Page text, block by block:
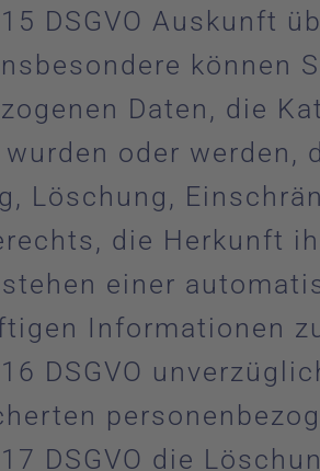
DSGVO Auskunft
können
Daten, die
oder werden,
Löschung,
die Herkunft
einer
Informationen
DSGVO
DSGVO die